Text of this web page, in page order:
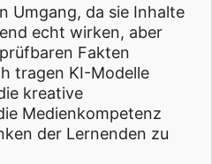
Umgang, da sie Inhalte
echt wirken, aber
Fakten
tragen KI-Modelle
kreative
Medienkompetenz
der Lernenden zu